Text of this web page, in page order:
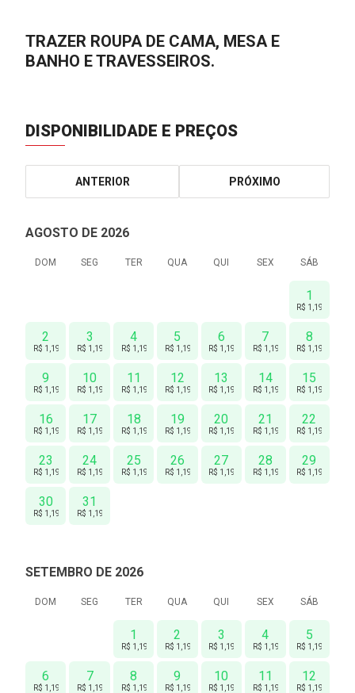
TRAZER ROUPA DE CAMA, MESA E
BANHO E TRAVESSEIROS.
DISPONIBILIDADE E PREÇOS
ANTERIOR PRÓXIMO
AGOSTO DE 2026
DOM SEG TER QUA QUI SEX SÁB
1
R$ 1,190
2
R$ 1,190
3
R$ 1,190
4
R$ 1,190
5
R$ 1,190
6
R$ 1,190
7
R$ 1,190
8
R$ 1,190
9
R$ 1,190
10
R$ 1,190
11
R$ 1,190
12
R$ 1,190
13
R$ 1,190
14
R$ 1,190
15
R$ 1,190
16
R$ 1,190
17
R$ 1,190
18
R$ 1,190
19
R$ 1,190
20
R$ 1,190
21
R$ 1,190
22
R$ 1,190
23
R$ 1,190
24
R$ 1,190
25
R$ 1,190
26
R$ 1,190
27
R$ 1,190
28
R$ 1,190
29
R$ 1,190
30
R$ 1,190
31
R$ 1,190
SETEMBRO DE 2026
DOM SEG TER QUA QUI SEX SÁB
1
R$ 1,190
2
R$ 1,190
3
R$ 1,190
4
R$ 1,190
5
R$ 1,190
6
R$ 1,190
7
R$ 1,190
8
R$ 1,190
9
R$ 1,190
10
R$ 1,190
11
R$ 1,190
12
R$ 1,190